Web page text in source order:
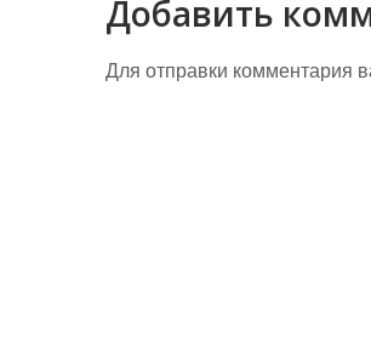
Добавить
Для отправки комментария